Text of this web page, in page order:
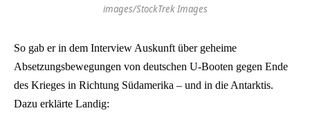
images/StockTrek Images
So gab er in dem Interview Auskunft über geheime
Absetzungsbewegungen von deutschen U-Booten gegen Ende
des Krieges in Richtung Südamerika – und in die Antarktis.
Dazu erklärte Landig: